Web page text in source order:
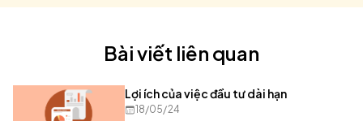
Bài viết liên quan
Lợi ích của việc đầu tư dài hạn
18/05/24